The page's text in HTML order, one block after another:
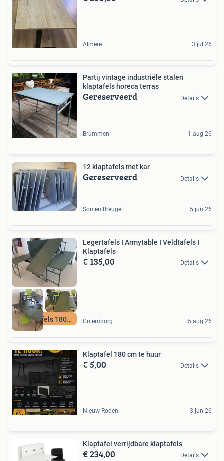
Almere 3 jul 26
Partij vintage industriële stalen
klaptafels horeca terras
Gereserveerd Details
Brummen 1 aug 26
12 klaptafels met kar
Gereserveerd Details
Son en Breugel 5 jun 26
Legertafels 180x70
Legertafels I Armytable I Veldtafels I
Klaptafels
€ 135,00 Details
Culemborg 5 aug 26
Klaptafel 180 cm te huur
€ 5,00 Details
Nieuw-Roden 3 jun 26
Klaptafel verrijdbare klaptafels
€ 234,00 Details